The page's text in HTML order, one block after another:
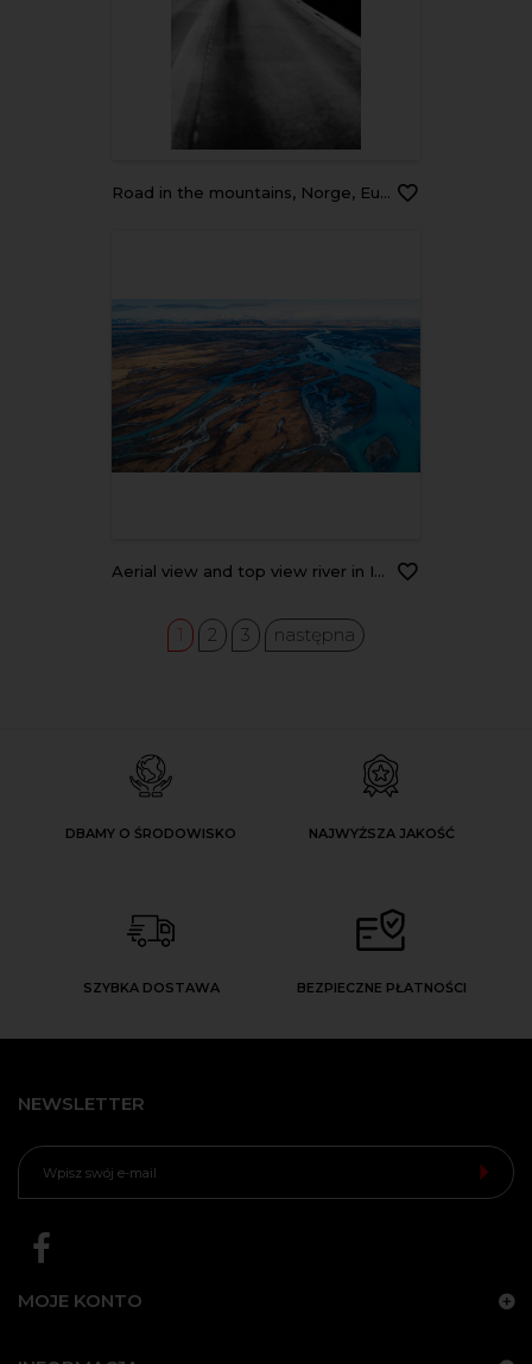
road in the mountains, Norge, Europa
Aerial view and top view river in Iceland. Beautiful natural backdrop.
1 2 3 następna
DBAMY O ŚRODOWISKO NAJWYŻSZA JAKOŚĆ
SZYBKA DOSTAWA BEZPIECZNE PŁATNOŚCI
NEWSLETTER
MOJE KONTO